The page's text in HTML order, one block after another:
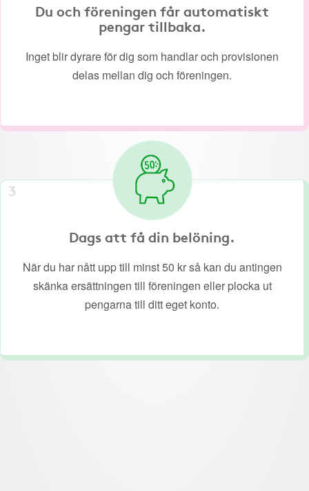
Du och föreningen får automatiskt
pengar tillbaka.
Inget blir dyrare för dig som handlar och provisionen
delas mellan dig och föreningen.
3
Dags att få din belöning.
När du har nått upp till minst 50 kr så kan du antingen
skänka ersättningen till föreningen eller plocka ut
pengarna till ditt eget konto.